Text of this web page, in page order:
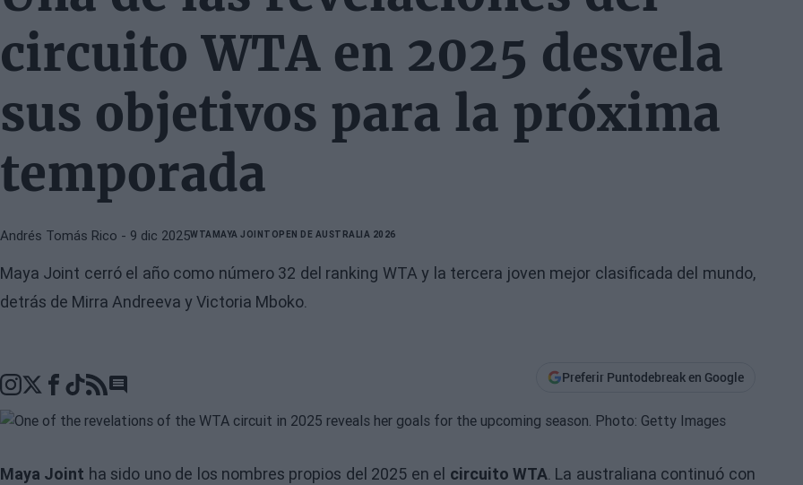
circuito WTA en 2025 desvela
sus objetivos para la próxima
temporada
Andrés Tomás Rico - 9 dic 2025WTA MAYA JOINT OPEN DE AUSTRALIA 2026
Maya Joint cerró el año como número 32 del ranking WTA y la tercera joven mejor clasificada del mundo,
detrás de Mirra Andreeva y Victoria Mboko.
Go to comments section
Preferir Puntodebreak en Google
Maya Joint ha sido uno de los nombres propios del 2025 en el circuito WTA. La australiana continuó con